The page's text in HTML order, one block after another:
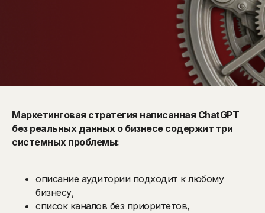
Маркетинговая стратегия написанная ChatGPT
без реальных данных о бизнесе содержит три
системных проблемы:
описание аудитории подходит к любому
бизнесу,
список каналов без приоритетов,